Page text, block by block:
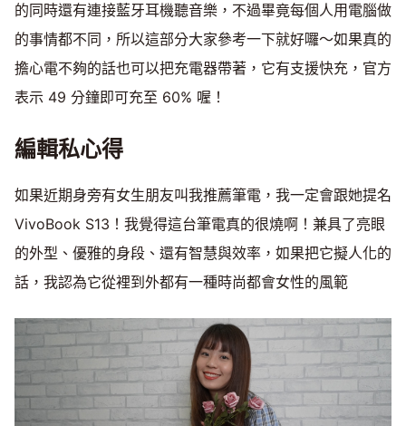
的同時還有連接藍牙耳機聽音樂，不過畢竟每個人用電腦做
的事情都不同，所以這部分大家參考一下就好囉～如果真的
擔心電不夠的話也可以把充電器帶著，它有支援快充，官方
表示 49 分鐘即可充至 60% 喔！
編輯私心得
如果近期身旁有女生朋友叫我推薦筆電，我一定會跟她提名
VivoBook S13！我覺得這台筆電真的很燒啊！兼具了亮眼
的外型、優雅的身段、還有智慧與效率，如果把它擬人化的
話，我認為它從裡到外都有一種時尚都會女性的風範